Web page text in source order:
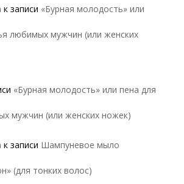
к записи «Бурная молодость» или
любимых мужчин (или женских
«Бурная молодость» или пена для
мужчин (или женских ножек)
к записи Шампуневое мыло
(для тонких волос)